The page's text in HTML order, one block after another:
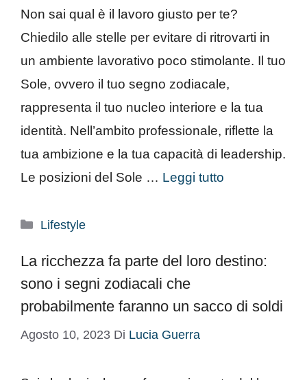
Non sai qual è il lavoro giusto per te?
Chiedilo alle stelle per evitare di ritrovarti in
un ambiente lavorativo poco stimolante. Il tuo
Sole, ovvero il tuo segno zodiacale,
rappresenta il tuo nucleo interiore e la tua
identità. Nell’ambito professionale, riflette la
tua ambizione e la tua capacità di leadership.
Le posizioni del Sole … Leggi tutto
Categorie
Lifestyle
La ricchezza fa parte del loro destino:
sono i segni zodiacali che
probabilmente faranno un sacco di soldi
Agosto 10, 2023 Di Lucia Guerra